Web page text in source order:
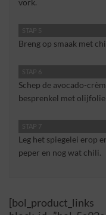
vork.
STAP 5
Breng op smaak met
STAP 6
Schep de avocado-
besprenkel met olijfolie
STAP 7
Leg het spiegelei erop
peper en nog wat chili.
[bol_product_links